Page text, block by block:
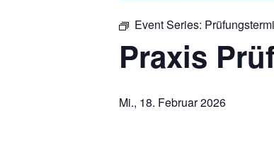
Event Series:
Praxis
Mi., 18. Februar 2026